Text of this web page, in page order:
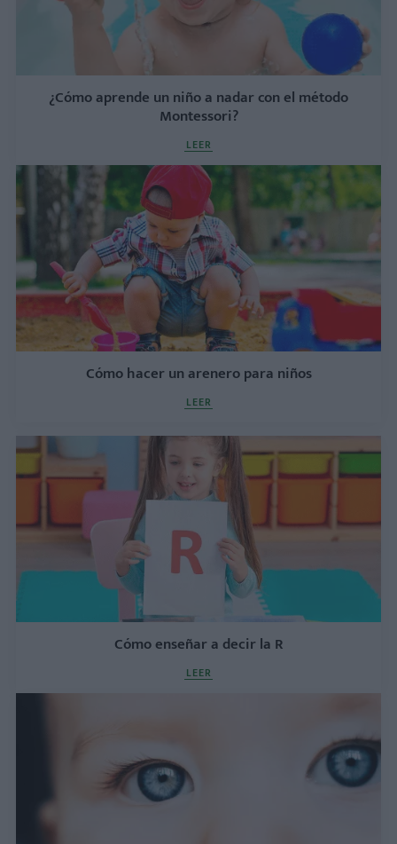
¿Cómo aprende un niño a nadar con el método
Montessori?
LEER
Cómo hacer un arenero para niños
LEER
Cómo enseñar a decir la R
LEER